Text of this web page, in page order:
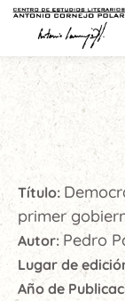
Título:
primer
Autor: Pedro
Lugar de
Año de